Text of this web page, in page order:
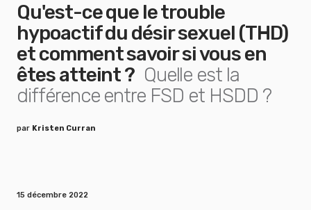
Qu'est-ce que le trouble
hypoactif du désir sexuel (THD)
et comment savoir si vous en
êtes atteint ? Quelle est la
différence entre FSD et HSDD ?
par Kristen Curran
15 décembre 2022